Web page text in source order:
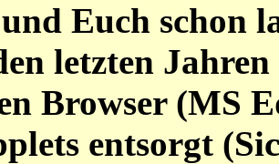
Euch schon
letzten
Browser (MS
entsorgt